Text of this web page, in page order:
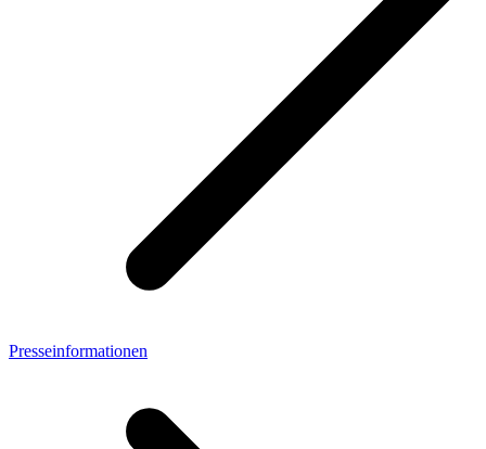
Presseinformationen